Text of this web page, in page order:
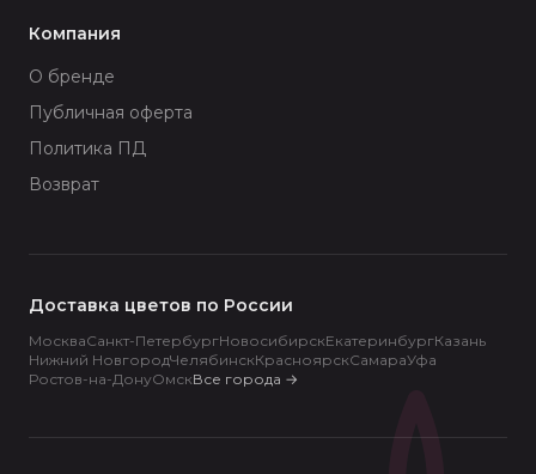
Компания
О бренде
Публичная оферта
Политика ПД
Возврат
Доставка цветов по России
МоскваСанкт-ПетербургНовосибирскЕкатеринбургКазань
Нижний НовгородЧелябинскКрасноярскСамараУфа
Ростов-на-ДонуОмскВсе города →